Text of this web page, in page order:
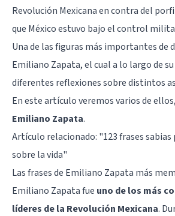
Revolución Mexicana en contra del
que México estuvo bajo el control
Una de las figuras más importantes de
Emiliano Zapata, el cual a lo largo de
diferentes reflexiones sobre distintos
En este artículo veremos varios de ellos,
Emiliano Zapata.
Artículo relacionado: "123 frases
sobre la vida"
Las frases de Emiliano Zapata más
Emiliano Zapata fue uno de los más
líderes de la Revolución Mexicana.